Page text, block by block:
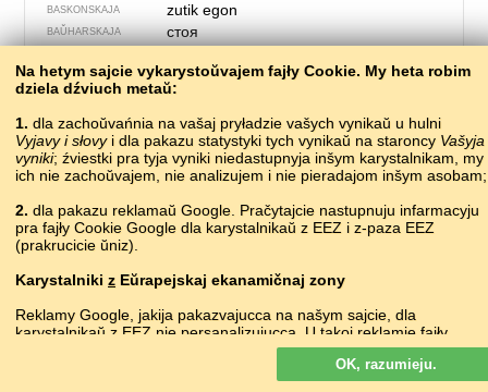
BASKONSKAJA zutik egon
BAŬHARSKAJA стоя
ČESKAJA stát
CHARVACKAJA stajati
DACKAJA stå
ERZIANSKAJA аштемс стядо
ESPERANTA stari
ESTONSKAJA seisma
FARERSKAJA standa
FINSKAJA seisoa
FRANCUSKAJA
stâ in pîs, stâ sù
estar de pie
HRECKAJA στέκομαι
HRUZINSKAJA დგომაdgɔmɑ
Na hetym sajcie vykarystoŭvajem fajły Cookie. My heta robim
dziela dźviuch metaŭ:
1. dla zachoŭvańnia na vašaj pryładzie vašych vynikaŭ u hulni
Vyjavy i słovyi dla pakazu statystyki tych vynikaŭ na staroncy Vašyja
vyniki; źviestki pra tyja vyniki niedastupnyja inšym karystalnikam, my
ich nie zachoŭvajem, nie analizujem i nie pieradajom inšym asobam;
2. dla pakazu reklamaŭ Google. Pračytajcie nastupnuju infarmacyju
pra fajły Cookie Google dla karystalnikaŭ z EEZ i z-paza EEZ
(prakrucicie ŭniz).
Karystalniki z Eŭrapejskaj ekanamičnaj zony
Reklamy Google, jakija pakazvajucca na našym sajcie, dla
karystalnikaŭ z EEZ nie persanalizujucca. U takoj reklamie fajły
cookie nie vykarystoŭvajucca dla persanalizacyi abjavaŭ, ale słužać
dla abmiežavańnia častaty pakazaŭ, padrych­toŭki zvodnych
spravazdač, a taksama dla abarony ad machlarstva i złoŭžyvańnia.
OK, razumieju.